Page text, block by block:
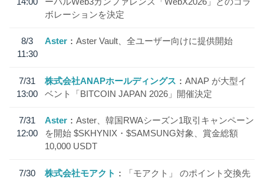
ボレーションを決定
8/3
11:30
Aster Aster Vault、全ユーザー向けに提供開始
7/31
13:00
株式会社ANAPホールディングス
ANAP が大型イ
ベント「BITCOIN JAPAN 2026」開催決定
7/31
12:00
Aster
Aster、韓国RWAシーズン1取引キャンペーン
を開始 $SKHYNIX・$SAMSUNG対象、賞金総額
10,000 USDT
7/30
株式会社モアクト
「モアクト」 のポイント交換先